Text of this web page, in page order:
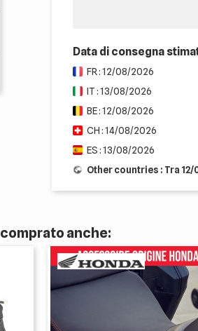
Data di consegna
FR : 12/08/2026
IT : 13/08/2026
BE : 12/08/2026
CH : 14/08/2026
ES : 13/08/2026
Other countries : Tra 12/
anche: